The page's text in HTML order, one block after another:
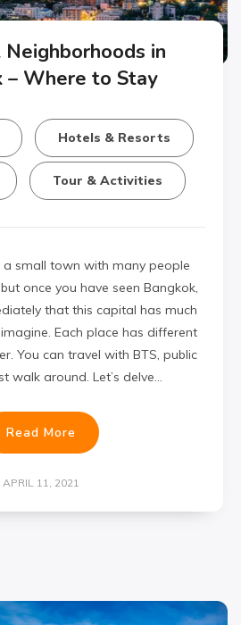
in
– Where to Stay
Hotels & Resorts
Tour & Activities
small town with many people
once you have seen Bangkok,
that this capital has much
Each place has different
You can travel with BTS, public
walk around. Let’s delve…
Read More
APRIL 11, 2021